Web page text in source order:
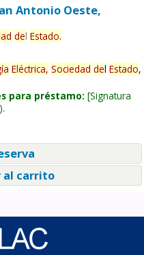
Antonio Oeste,
del Estado.
Eléctrica, Sociedad del Estado,
para préstamo: Signatura
carrito